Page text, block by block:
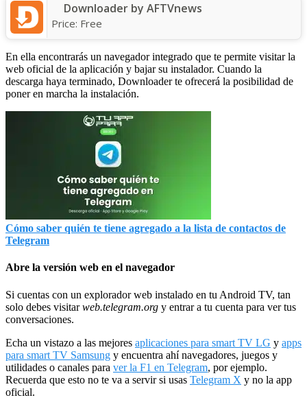
Downloader by AFTVnews
Price: Free
En ella encontrarás un navegador integrado que te permite visitar la
web oficial de la aplicación y bajar su instalador. Cuando la
descarga haya terminado, Downloader te ofrecerá la posibilidad de
poner en marcha la instalación.
Cómo saber quién te tiene agregado a la lista de contactos de
Telegram
Abre la versión web en el navegador
Si cuentas con un explorador web instalado en tu Android TV, tan
solo debes visitarweb.telegram.org y entrar a tu cuenta para ver tus
conversaciones.
Echa un vistazo a las mejores aplicaciones para smart TV LG y apps
para smart TV Samsung y encuentra ahí navegadores, juegos y
utilidades o canales para ver la F1 en Telegram, por ejemplo.
Recuerda que esto no te va a servir si usas Telegram X y no la app
oficial.